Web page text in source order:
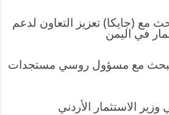
مع (جايكا) تعزيز التعاون لدعم
في اليمن
يبحث مع مسؤول روسي مستجدات
الاستثمار الأردني